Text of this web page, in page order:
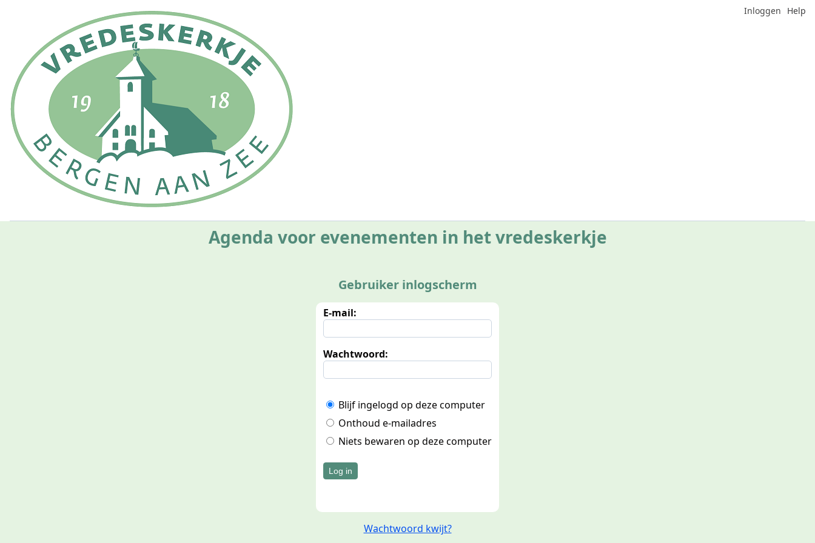
Inloggen Help
Agenda voor evenementen in het vredeskerkje
Gebruiker inlogscherm
E-mail:
Wachtwoord:
Blijf ingelogd op deze computer
Onthoud e-mailadres
Niets bewaren op deze computer
Log in
Wachtwoord kwijt?